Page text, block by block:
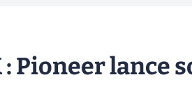
: Pioneer lance